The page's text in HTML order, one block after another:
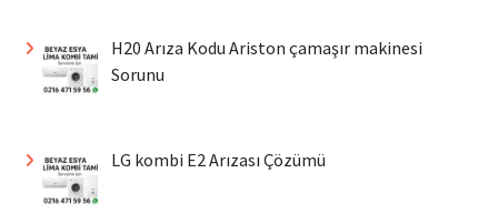
H20 Arıza Kodu Ariston çamaşır makinesi
Sorunu
LG kombi E2 Arızası Çözümü